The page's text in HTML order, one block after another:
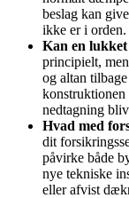
beslag kan
ikke er i orden.
Kan en lukket
principielt,
og altan
konstruktionen
nedtagning
Hvad med
dit
påvirke både
nye tekniske
eller afvist